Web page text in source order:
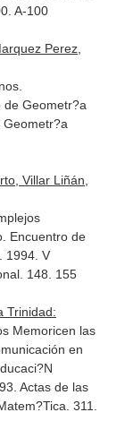
A-100
Perez,
de Geometr?a
Villar Liñán,
Encuentro de
1994. V
148. 155
Trinidad:
Memoricen las
en
Actas de las
311.